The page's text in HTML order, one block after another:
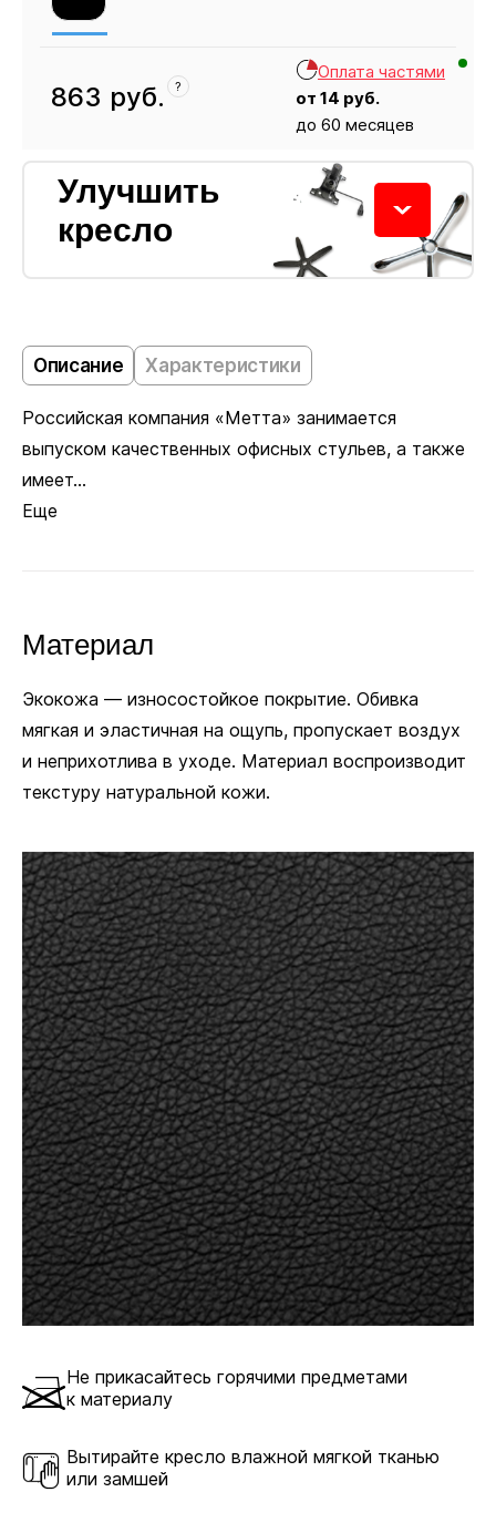
863 руб. ?
Оплата частями
от 14 руб.
до 60 месяцев
Улучшить
кресло
Колёсики
Пластиковые ролики подходят для ковровых
покрытий. Полиуретановые не царапают ламинат
и паркет. Глайдеры позволяют зафиксировать
Пластиковые
В комплекте +18 руб.
Ø 11 мм
Механизм качания
Механизм качания напрямую влияет
на функциональность. Чем сложнее и современнее
его конструкция, тем комфортнее пользоваться
креслом.
DMS
Механизм качания DMS позволяет фиксировать
кресло в рабочем положении.
DMSL
Описание Характеристики
Российская компания «Метта» занимается
выпуском качественных офисных стульев, а также
имеет...
Еще
Материал
Экокожа — износостойкое покрытие. Обивка
мягкая и эластичная на ощупь, пропускает воздух
и неприхотлива в уходе. Материал воспроизводит
текстуру натуральной кожи.
Не прикасайтесь горячими предметами
к материалу
Вытирайте кресло влажной мягкой тканью
или замшей